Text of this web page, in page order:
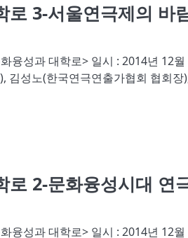
로 3-서울연극제의 바
융성과 대학로> 일시 : 2014년 12
김성노(한국연극연출가협회 협회
로 2-문화융성시대 연
융성과 대학로> 일시 : 2014년 12